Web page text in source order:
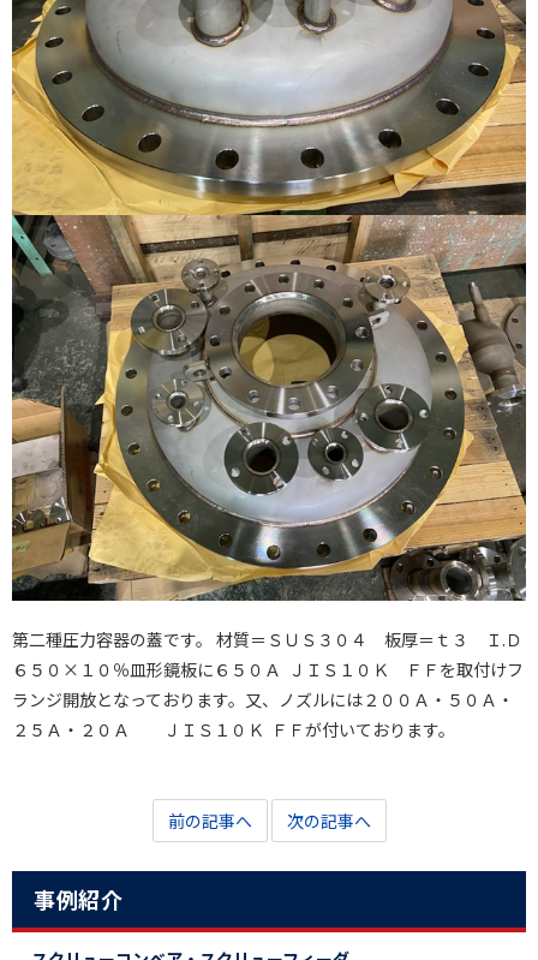
第二種圧力容器の蓋です。 材質＝ＳＵＳ３０４ 板厚＝ｔ３ Ｉ.Ｄ
６５０×１０％皿形鏡板に６５０Ａ ＪＩＳ１０Ｋ ＦＦを取付けフ
ランジ開放となっております。又、ノズルには２００Ａ・５０Ａ・
２５Ａ・２０Ａ ＪＩＳ１０Ｋ ＦＦが付いております。
前の記事へ 次の記事へ
事例紹介